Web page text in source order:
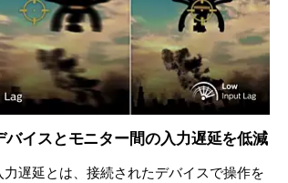
バイスとモニター間の入力遅延を低減
力遅延とは、接続されたデバイスで操作を